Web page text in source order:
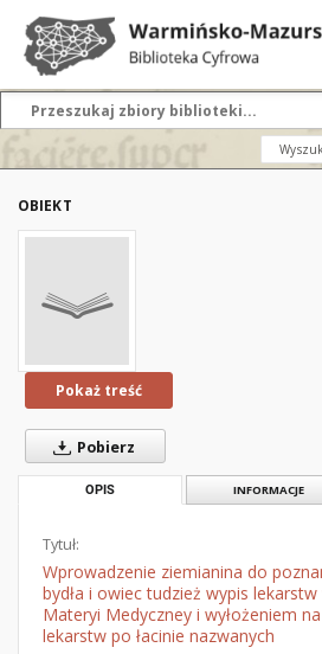
OBIEKT
Pokaż treść
Pobierz
OPIS INFORMACJE
Tytuł:
Wprowadzenie ziemianina do
bydła i owiec tudzież wypis
Materyi Medyczney i wyłożeniem
lekarstw po łacinie nazwanych